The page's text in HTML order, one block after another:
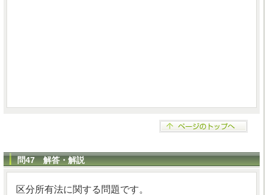
問47 解答・解説
区分所有法に関する問題です。